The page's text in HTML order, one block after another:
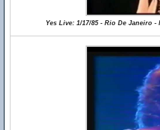
Yes Live: 1/17/85 - Rio De Janeiro